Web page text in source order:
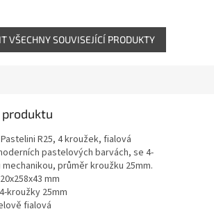
VŠECHNY SOUVISEJÍCÍ PRODUKTY
R25, 4 kroužek, fialová
pastelových barvách, se 4-
průměr kroužku 25mm.
mm
kroužky 25mm
fialová